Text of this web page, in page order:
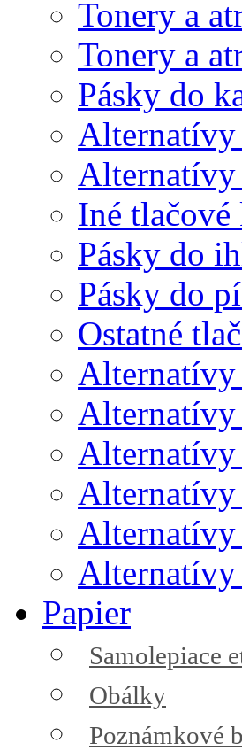
Tonery a
Tonery a
Pásky do
Alternatívy
Alternatívy
Iné tlačové
Pásky do
Pásky do
Ostatné
Alternatívy
Alternatívy
Papier
Samolepiace
Obálky
Poznámkové